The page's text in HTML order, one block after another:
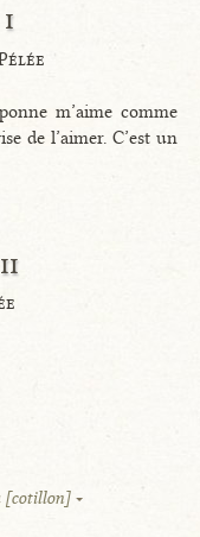
i
m’aime comme
de l’aimer. C’est un
[cotillon]